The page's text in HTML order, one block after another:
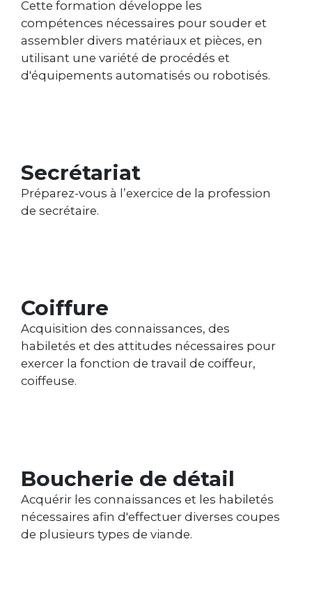
Cette formation développe les
compétences nécessaires pour souder et
assembler divers matériaux et pièces, en
utilisant une variété de procédés et
d'équipements automatisés ou robotisés.
Secrétariat
Préparez-vous à l’exercice de la profession
de secrétaire.
Coiffure
Acquisition des connaissances, des
habiletés et des attitudes nécessaires pour
exercer la fonction de travail de coiffeur,
coiffeuse.
Boucherie de détail
Acquérir les connaissances et les habiletés
nécessaires afin d'effectuer diverses coupes
de plusieurs types de viande.